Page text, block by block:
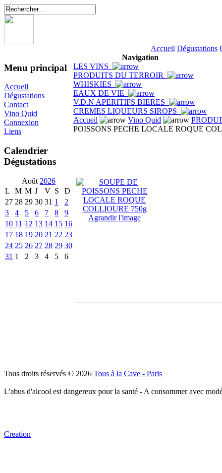
Accueil Dégustations
Menu principal
Accueil
Dégustations
Contact
Vino Quid
Connexion
Liens
Calendrier
Dégustations
Août 2026
L
M M J V S
D
27 28 29 30 31 1
2
3
4 5 6 7 8
9
10 11 12 13 14 15 16
17 18 19 20 21 22 23
24 25 26 27 28 29 30
31 1 2 3 4 5 6
Navigation
LES VINS
PRODUITS DU TERROIR
WHISKIES
EAUX DE VIE
V.D.N APERITIFS BIERES
CREMES LIQUEURS SIROPS
Accueil
Vino Quid
POISSONS PECHE LOCALE ROQUE
Agrandir l'image
Tous droits réservés © 2026 Tous à la Cave - Paris
L'abus d'alcool est dangereux pour la santé - A consommer avec
Creation